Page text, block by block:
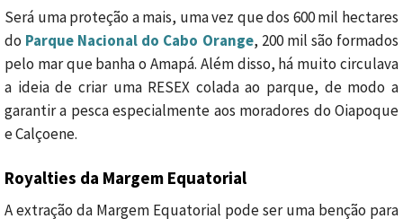
Será uma proteção a mais, uma vez que dos 600 mil hectares
do Parque Nacional do Cabo Orange, 200 mil são formados
pelo mar que banha o Amapá. Além disso, há muito circulava
a ideia de criar uma RESEX colada ao parque, de modo a
garantir a pesca especialmente aos moradores do Oiapoque
e Calçoene.
Royalties da Margem Equatorial
A extração da Margem Equatorial pode ser uma benção para